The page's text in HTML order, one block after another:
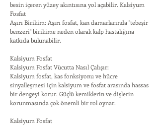
besin içeren yüzey akıntısına yol açabilir. Kalsiyum
Fosfat
Aşırı Birikim: Aşırı fosfat, kan damarlarında "tebeşir
benzeri" birikime neden olarak kalp hastalığına
katkıda bulunabilir.
Kalsiyum Fosfat
Kalsiyum Fosfat Vücutta Nasıl Çalışır:
Kalsiyum fosfat, kas fonksiyonu ve hücre
sinyalleşmesi için kalsiyum ve fosfat arasında hassas
bir dengeyi korur. Güçlü kemiklerin ve dişlerin
korunmasında çok önemli bir rol oynar.
Kalsiyum Fosfat